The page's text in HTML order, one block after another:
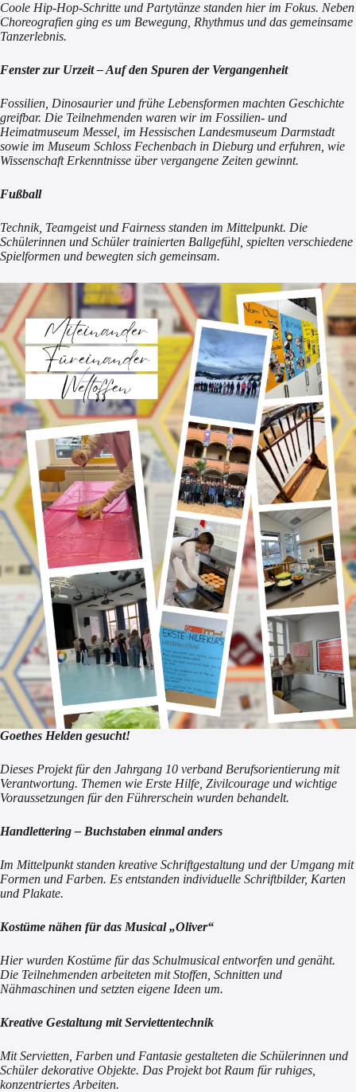
Coole Hip-Hop-Schritte und Partytänze standen hier im Fokus. Neben
Choreografien ging es um Bewegung, Rhythmus und das gemeinsame
Tanzerlebnis.
Fenster zur Urzeit – Auf den Spuren der Vergangenheit
Fossilien, Dinosaurier und frühe Lebensformen machten Geschichte
greifbar. Die Teilnehmenden waren wir im Fossilien- und
Heimatmuseum Messel, im Hessischen Landesmuseum Darmstadt
sowie im Museum Schloss Fechenbach in Dieburg und erfuhren, wie
Wissenschaft Erkenntnisse über vergangene Zeiten gewinnt.
Fußball
Technik, Teamgeist und Fairness standen im Mittelpunkt. Die
Schülerinnen und Schüler trainierten Ballgefühl, spielten verschiedene
Spielformen und bewegten sich gemeinsam.
Goethes Helden gesucht!
Dieses Projekt für den Jahrgang 10 verband Berufsorientierung mit
Verantwortung. Themen wie Erste Hilfe, Zivilcourage und wichtige
Voraussetzungen für den Führerschein wurden behandelt.
Handlettering – Buchstaben einmal anders
Im Mittelpunkt standen kreative Schriftgestaltung und der Umgang mit
Formen und Farben. Es entstanden individuelle Schriftbilder, Karten
und Plakate.
Kostüme nähen für das Musical „Oliver“
Hier wurden Kostüme für das Schulmusical entworfen und genäht.
Die Teilnehmenden arbeiteten mit Stoffen, Schnitten und
Nähmaschinen und setzten eigene Ideen um.
Kreative Gestaltung mit Serviettentechnik
Mit Servietten, Farben und Fantasie gestalteten die Schülerinnen und
Schüler dekorative Objekte. Das Projekt bot Raum für ruhiges,
konzentriertes Arbeiten.